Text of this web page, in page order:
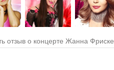
отзыв о концерте Жанна Фриске